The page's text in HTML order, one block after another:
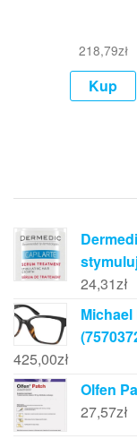
218,79zł
Kup
24,31zł
Michael
425,00zł
Olfen
27,57zł